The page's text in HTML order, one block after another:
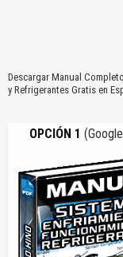
Descargar Manual
y Refrigerantes Gratis en
OPCIÓN 1